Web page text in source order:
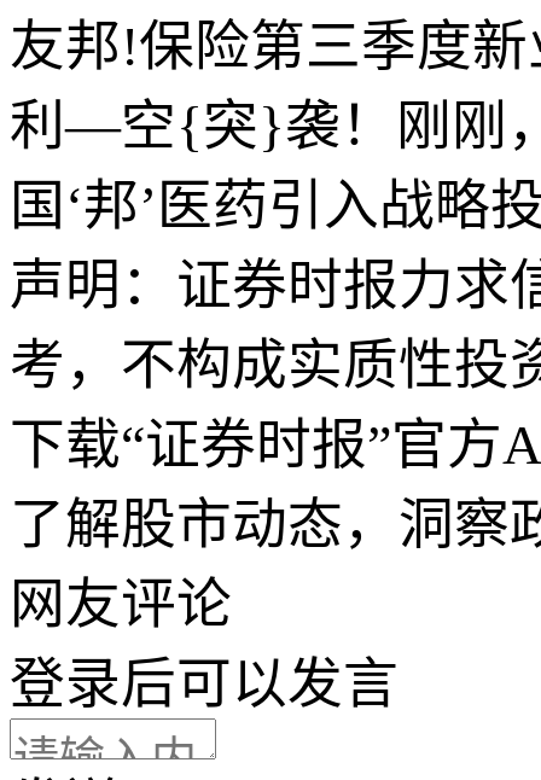
友邦!保险第三季度
利—空{突}袭！刚刚
国‘邦’医药引入战略
声明：证券时报力求
考，不构成实质性投
下载“证券时报”官方
了解股市动态，洞察
网友评论
登录后可以发言